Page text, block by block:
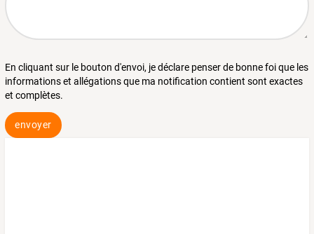
En cliquant sur le bouton d'envoi, je déclare penser de bonne foi que les
informations et allégations que ma notification contient sont exactes
et complètes.
envoyer